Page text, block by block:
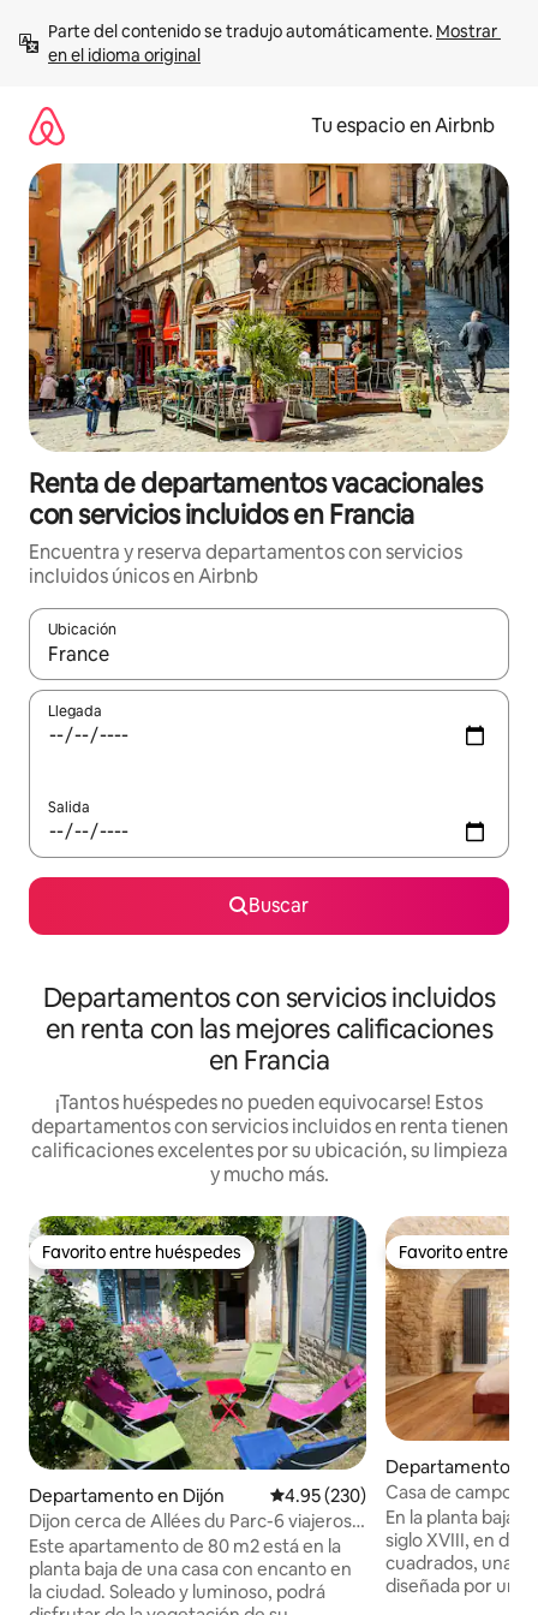
contenido
Parte del contenido se tradujo automáticamente. Mostrar
en el idioma original
Tu espacio en Airbnb
Renta de departamentos vacacionales
con servicios incluidos en Francia
Encuentra y reserva departamentos con servicios
incluidos únicos en Airbnb
Ubicación
Cuando los resultados estén disponibles, podrás navegar
Llegada
Salida
Buscar
Departamentos con servicios incluidos
en renta con las mejores calificaciones
en Francia
¡Tantos huéspedes no pueden equivocarse! Estos
departamentos con servicios incluidos en renta tienen
calificaciones excelentes por su ubicación, su limpieza
y mucho más.
Favorito entre huéspedes
Favorito entre huéspedes
Departamento en Dijón Calificación promedio: 4.95 de
4.95 (230)
Dijon cerca de Allées du Parc-6 viajeros-
clasificado 3*
Este apartamento de 80 m2 está en la
planta baja de una casa con encanto en
la ciudad. Soleado y luminoso, podrá
Favorito entre
Favorito entre
Departamento en
Casa de campo
acondicionado en
En la planta baja
siglo XVIII, en dos
cuadrados, una
diseñada por un